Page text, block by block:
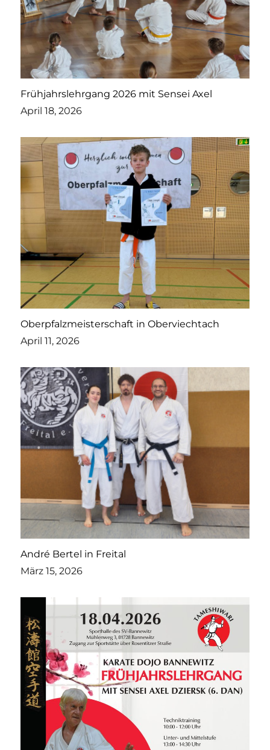
Frühjahrslehrgang 2026 mit Sensei Axel
April 18, 2026
Oberpfalzmeisterschaft in Oberviechtach
April 11, 2026
André Bertel in Freital
März 15, 2026